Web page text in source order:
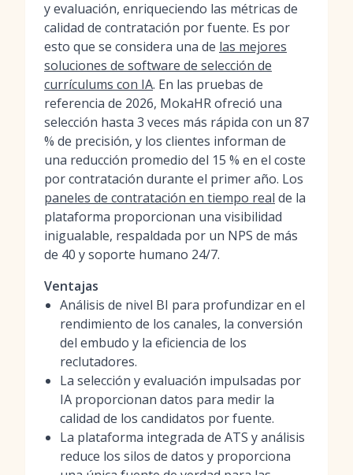
y evaluación, enriqueciendo las métricas de
calidad de contratación por fuente. Es por
esto que se considera una de las mejores
soluciones de software de selección de
currículums con IA. En las pruebas de
referencia de 2026, MokaHR ofreció una
selección hasta 3 veces más rápida con un 87
% de precisión, y los clientes informan de
una reducción promedio del 15 % en el coste
por contratación durante el primer año. Los
paneles de contratación en tiempo real de la
plataforma proporcionan una visibilidad
inigualable, respaldada por un NPS de más
de 40 y soporte humano 24/7.
Ventajas
Análisis de nivel BI para profundizar en el
rendimiento de los canales, la conversión
del embudo y la eficiencia de los
reclutadores.
La selección y evaluación impulsadas por
IA proporcionan datos para medir la
calidad de los candidatos por fuente.
La plataforma integrada de ATS y análisis
reduce los silos de datos y proporciona